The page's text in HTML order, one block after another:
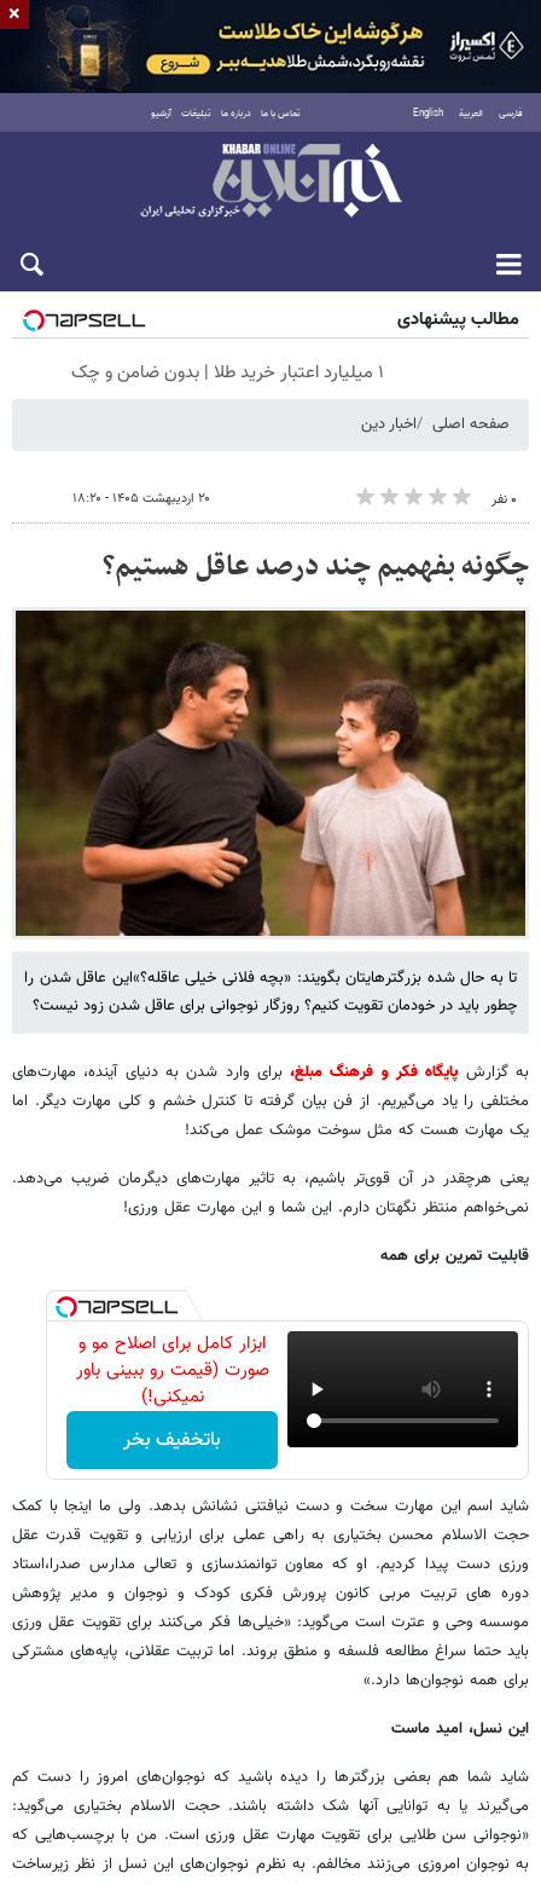
فارسی العربية English تماس با ما درباره ما تبلیغات آرشیو
جمعه ۱۶ مرداد ۱۴۰۵
مطالب پیشنهادی
۱ میلیارد اعتبار خرید طلا | بدون ضامن و چک
صفحه اصلی اخبار دین
۰ نفر ۲۰ اردیبهشت ۱۴۰۵ - ۱۸:۲۰
چگونه بفهمیم چند درصد عاقل هستیم؟
تا به حال شده بزرگترهایتان بگویند: «بچه فلانی خیلی عاقله؟»این عاقل شدن را
چطور باید در خودمان تقویت کنیم؟ روزگار نوجوانی برای عاقل شدن زود نیست؟
به گزارش پایگاه فکر و فرهنگ مبلغ،برای وارد شدن به دنیای آینده، مهارت‌های
مختلفی را یاد می‌گیریم. از فن بیان گرفته تا کنترل خشم و کلی مهارت دیگر. اما
یک مهارت هست که مثل سوخت موشک عمل می‌کند!
یعنی هرچقدر در آن قوی‌تر باشیم، به تاثیر مهارت‌های دیگرمان ضریب می‌دهد.
نمی‌خواهم منتظر نگهتان دارم. این شما و این مهارت عقل ورزی!
قابلیت تمرین برای همه
ابزار کامل برای اصلاح مو و
صورت (قیمت رو ببینی باور
نمیکنی!)
باتخفیف بخر
شاید اسم این مهارت سخت و دست نیافتنی نشانش بدهد. ولی ما اینجا با کمک
حجت الاسلام محسن بختیاری به راهی عملی برای ارزیابی و تقویت قدرت عقل
ورزی دست پیدا کردیم. او که معاون توانمندسازی و تعالی مدارس صدرا،استاد
دوره های تربیت مربی کانون پرورش فکری کودک و نوجوان و مدیر پژوهش
موسسه وحی و عترت است می‌گوید: «خیلی‌ها فکر می‌کنند برای تقویت عقل ورزی
باید حتما سراغ مطالعه فلسفه و منطق بروند. اما تربیت عقلانی، پایه‌های مشترکی
برای همه نوجوان‌ها دارد.»
این نسل، امید ماست
شاید شما هم بعضی بزرگترها را دیده باشید که نوجوان‌های امروز را دست کم
می‌گیرند یا به توانایی آنها شک داشته باشند. حجت الاسلام بختیاری می‌گوید:
«نوجوانی سن طلایی برای تقویت مهارت عقل ورزی است. من با برچسب‌هایی که
به نوجوان امروزی می‌زنند مخالفم. به نظرم نوجوان‌های این نسل از نظر زیرساخت
×